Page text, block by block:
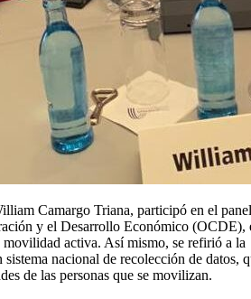
Camargo Triana, participó en el
y el Desarrollo Económico
activa. Así mismo, se refirió a la
nacional de recolección de
de las personas que se movilizan.